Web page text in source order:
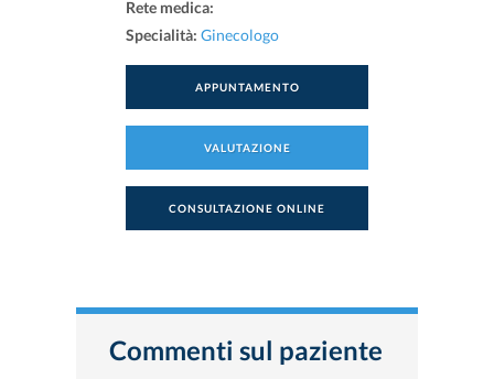
Rete medica:
Specialità: Ginecologo
APPUNTAMENTO
VALUTAZIONE
CONSULTAZIONE ONLINE
Commenti sul paziente